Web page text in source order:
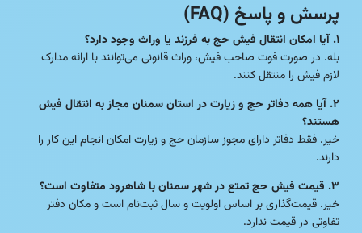
پرسش و پاسخ (FAQ)
۱. آیا امکان انتقال فیش حج به فرزند یا وراث وجود دارد؟
بله. در صورت فوت صاحب فیش، وراث قانونی می‌توانند با ارائه مدارک
لازم فیش را منتقل کنند.
۲. آیا همه دفاتر حج و زیارت در استان سمنان مجاز به انتقال فیش
هستند؟
خیر. فقط دفاتر دارای مجوز سازمان حج و زیارت امکان انجام این کار را
دارند.
۳. قیمت فیش حج تمتع در شهر سمنان با شاهرود متفاوت است؟
خیر. قیمت‌گذاری بر اساس اولویت و سال ثبت‌نام است و مکان دفتر
تفاوتی در قیمت ندارد.